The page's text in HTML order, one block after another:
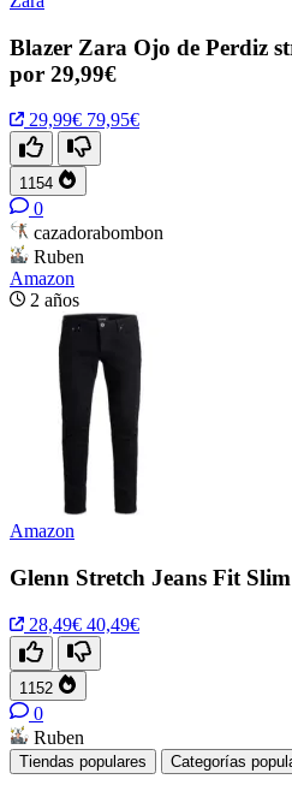
Blazer Zara Ojo de Perdiz
por 29,99€
29,99€ 79,95€
1154
0
cazadorabombon
Ruben
Amazon
2 años
Amazon
Glenn Stretch Jeans Fit
28,49€ 40,49€
1152
0
Ruben
Tiendas populares Categorías